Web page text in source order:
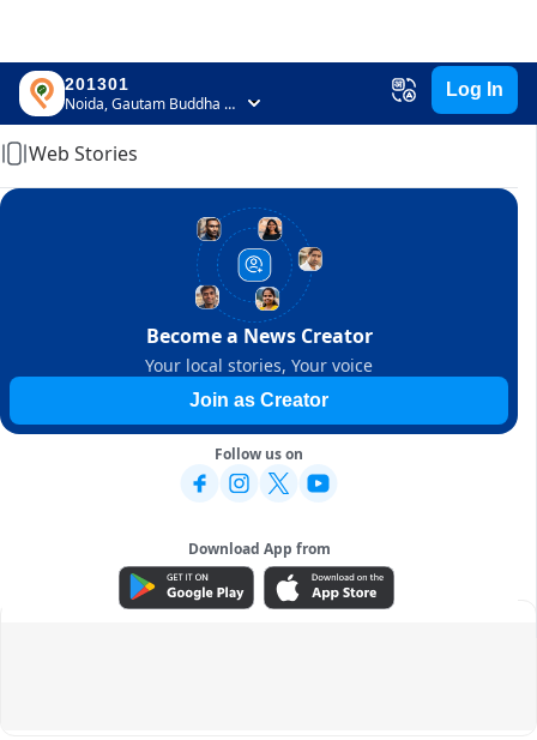
201301
Noida, Gautam Buddha Nagar, Uttar Pradesh
Log In
Home
Web Stories
Become a News Creator
Your local stories, Your voice
Join as Creator
Follow us on
Download App from
ADVERTISEMENT